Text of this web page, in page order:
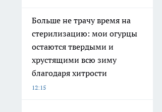
Больше не трачу время на
стерилизацию: мои огурцы
остаются твердыми и
хрустящими всю зиму
благодаря хитрости
12:15